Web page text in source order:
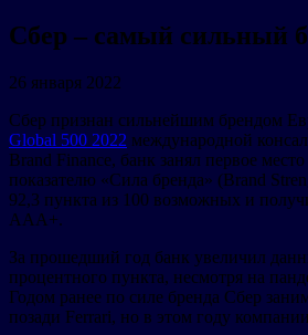
Сбер – самый сильный
26 января 2022
Сбер признан сильнейшим брендом
Global 500 2022 международной
Brand Finance, банк занял первое
показателю «Сила бренда» (Brand
92,3 пункта из 100 возможных и
ААА+.
За прошедший год банк увеличил
процентного пункта, несмотря на
Годом ранее по силе бренда Сбер
позади Ferrari, но в этом году